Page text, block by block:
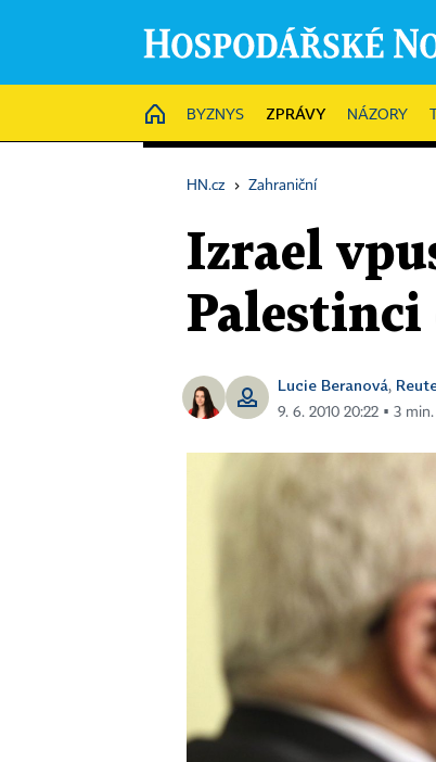
HOME
BYZNYS ZPRÁVY NÁZORY
HN.cz › Zahraniční
Izrael
Lucie Beranová,
9. 6. 2010 20:22 ▪ 3